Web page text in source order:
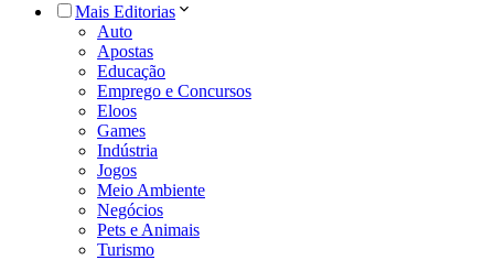
Mais Editorias
Auto
Apostas
Educação
Emprego e Concursos
Eloos
Games
Indústria
Jogos
Meio Ambiente
Negócios
Pets e Animais
Turismo